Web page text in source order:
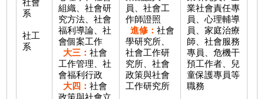
系
社工
系
組織、社會研
究方法、社會
福利導論、社
會個案工作
大三：社會
工作管理、社
會福利行政
大四：社會
政策與社會立
員、社會工
作師證照
進修：社會
學研究所、
社會工作研
究所、社會
政策與社會
工作研究所
業社會責任專
員、心理輔導
員、家庭治療
師、社會服務
專員、危機干
預工作者、兒
童保護專員等
職務